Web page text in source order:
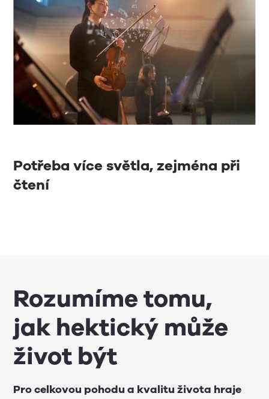
Potřeba více světla, zejména při
čtení
Rozumíme tomu,
jak hektický může
život být
Pro celkovou pohodu a kvalitu života hraje